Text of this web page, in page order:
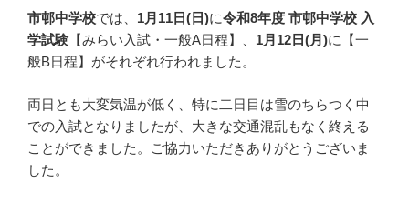
市邨中学校では、 1月11日(日)に令和8年度 市邨中学校 入
学試験 【みらい入試・一般A日程】、 1月12日(月)に【一
般B日程】がそれぞれ行われました。
両日とも大変気温が低く、特に二日目は雪のちらつく中
での入試となりましたが、大きな交通混乱もなく終える
ことができました。ご協力いただきありがとうございま
した。